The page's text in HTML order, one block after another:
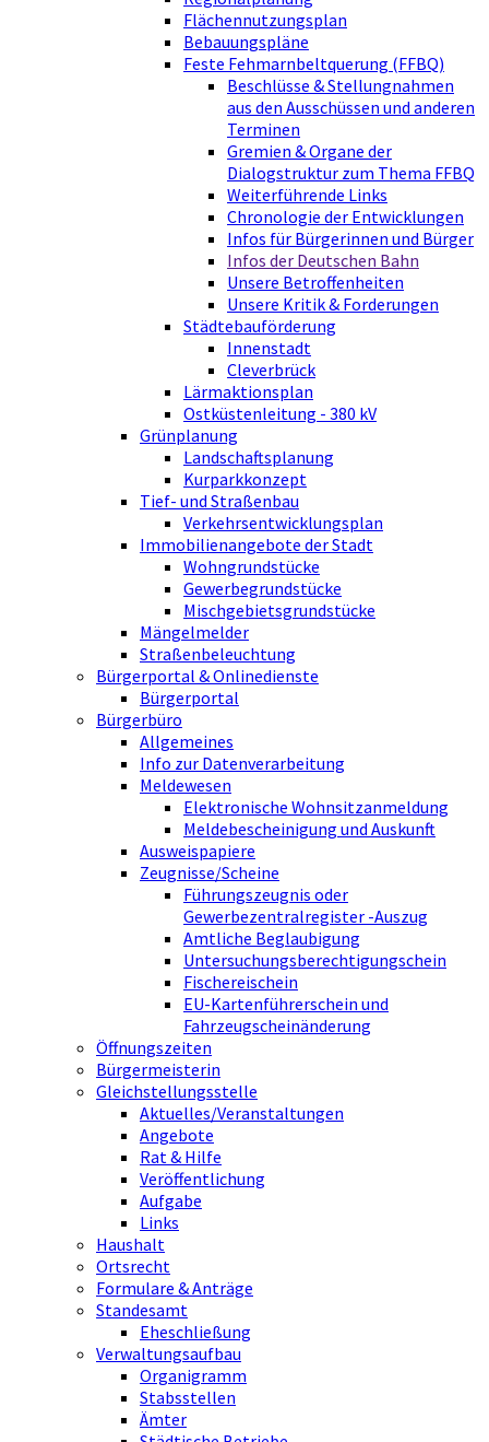
Flächennutzungsplan
Bebauungspläne
Feste Fehmarnbeltquerung (FFBQ)
Beschlüsse & Stellungnahmen
aus den Ausschüssen und anderen
Terminen
Gremien & Organe der
Dialogstruktur zum Thema FFBQ
Weiterführende Links
Chronologie der Entwicklungen
Infos für Bürgerinnen und Bürger
Infos der Deutschen Bahn
Unsere Betroffenheiten
Unsere Kritik & Forderungen
Städtebauförderung
Innenstadt
Cleverbrück
Lärmaktionsplan
Ostküstenleitung - 380 kV
Grünplanung
Landschaftsplanung
Kurparkkonzept
Tief- und Straßenbau
Verkehrsentwicklungsplan
Immobilienangebote der Stadt
Wohngrundstücke
Gewerbegrundstücke
Mischgebietsgrundstücke
Mängelmelder
Straßenbeleuchtung
Bürgerportal & Onlinedienste
Bürgerportal
Bürgerbüro
Allgemeines
Info zur Datenverarbeitung
Meldewesen
Elektronische Wohnsitzanmeldung
Meldebescheinigung und Auskunft
Ausweispapiere
Zeugnisse/Scheine
Führungszeugnis oder
Gewerbezentralregister -Auszug
Amtliche Beglaubigung
Untersuchungsberechtigungschein
Fischereischein
EU-Kartenführerschein und
Fahrzeugscheinänderung
Öffnungszeiten
Bürgermeisterin
Gleichstellungsstelle
Aktuelles/Veranstaltungen
Angebote
Rat & Hilfe
Veröffentlichung
Aufgabe
Links
Haushalt
Ortsrecht
Formulare & Anträge
Standesamt
Eheschließung
Verwaltungsaufbau
Organigramm
Stabsstellen
Ämter